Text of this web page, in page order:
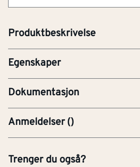
Produktbeskrivelse
Egenskaper
[stk]
Dokumentasjon
PRE-Produktdatablad
Anmeldelser()
Trenger du også?